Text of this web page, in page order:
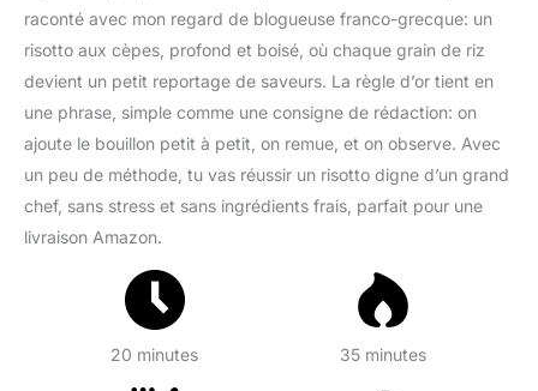
raconté avec mon regard de blogueuse franco-grecque: un
risotto aux cèpes, profond et boisé, où chaque grain de riz
devient un petit reportage de saveurs. La règle d’or tient en
une phrase, simple comme une consigne de rédaction: on
ajoute le bouillon petit à petit, on remue, et on observe. Avec
un peu de méthode, tu vas réussir un risotto digne d’un grand
chef, sans stress et sans ingrédients frais, parfait pour une
livraison Amazon.
20 minutes 35 minutes